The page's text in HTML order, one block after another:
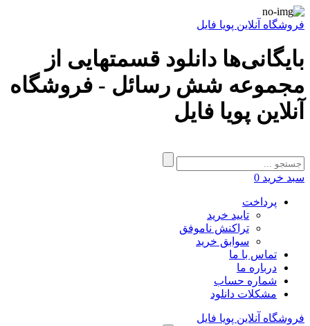
فروشگاه آنلاین پویا فایل
بایگانی‌ها دانلود قسمتهایی از
مجموعه شش رسائل - فروشگاه
آنلاین پویا فایل
سبد خرید 0
پرداخت
تایید خرید
تراکنش ناموفق
سوابق خرید
تماس با ما
درباره ما
شماره حساب
مشکلات دانلود
فروشگاه آنلاین پویا فایل